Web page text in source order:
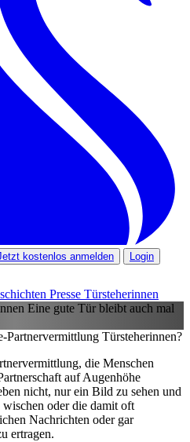
kostenlos anmelden Login
Presse Türsteherinnen
Eine gute Tür bleibt auch mal
Partnervermittlung Türsteherinnen?
die Menschen
auf Augenhöhe
nicht, nur ein Bild zu sehen und
wischen oder die damit oft
Nachrichten oder gar
ertragen.